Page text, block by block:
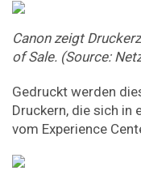
Canon zeigt
of Sale. (Source:
Gedruckt werden
Druckern, die sich in
vom Experience